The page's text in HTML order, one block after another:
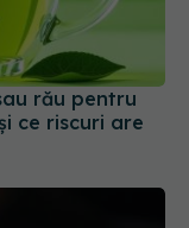
rău pentru
ce riscuri are